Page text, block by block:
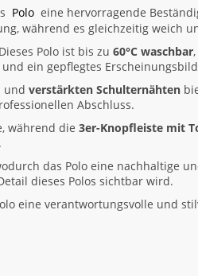
Polo eine hervorragende
während es gleichzeitig weich
Polo ist bis zu 60°C waschbar
ein gepflegtes
und verstärkten Schulternähten
Abschluss.
während die 3er-Knopfleiste mit
das Polo eine nachhaltige
dieses Polos sichtbar wird.
eine verantwortungsvolle und